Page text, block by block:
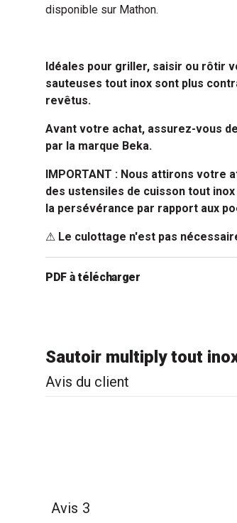
disponible sur Mathon.
Idéales pour griller, saisir ou rôtir
sauteuses tout inox sont plus
revêtus.
Avant votre achat, assurez-vous de
par la marque Beka.
IMPORTANT : Nous attirons
des ustensiles de cuisson tout
la persévérance par rapport aux
⚠ Le culottage n'est pas
PDF à télécharger
Sautoir multiply tout
Avis du client
Avis 3